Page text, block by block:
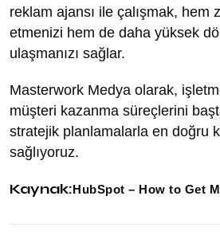
reklam ajansı ile çalışmak, hem
etmenizi hem de daha yüksek
ulaşmanızı sağlar.
Masterwork Medya olarak,
müşteri kazanma süreçlerini
stratejik planlamalarla en doğru
sağlıyoruz.
Kaynak:HubSpot – How to Get